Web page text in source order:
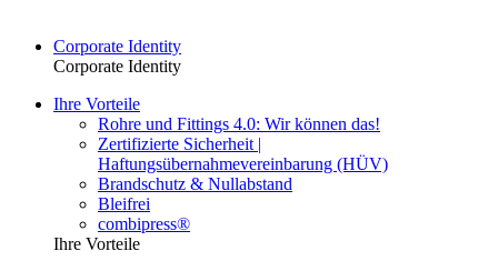
Corporate Identity
Corporate Identity
Ihre Vorteile
Rohre und Fittings 4.0: Wir können das!
Zertifizierte Sicherheit |
Haftungsübernahmevereinbarung (HÜV)
Brandschutz & Nullabstand
Bleifrei
combipress®
Ihre Vorteile